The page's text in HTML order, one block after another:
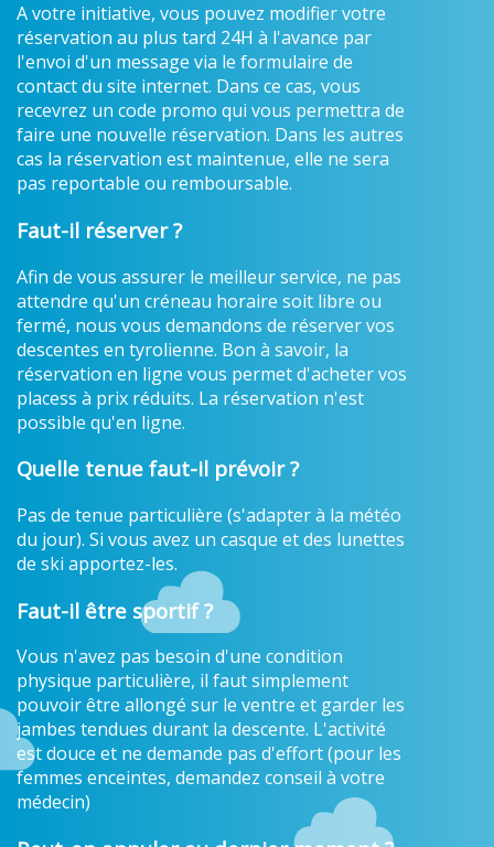
A votre initiative, vous pouvez modifier votre
réservation au plus tard 24H à l'avance par
l'envoi d'un message via le formulaire de
contact du site internet. Dans ce cas, vous
recevrez un code promo qui vous permettra de
faire une nouvelle réservation. Dans les autres
cas la réservation est maintenue, elle ne sera
pas reportable ou remboursable.
Faut-il réserver ?
Afin de vous assurer le meilleur service, ne pas
attendre qu'un créneau horaire soit libre ou
fermé, nous vous demandons de réserver vos
descentes en tyrolienne. Bon à savoir, la
réservation en ligne vous permet d'acheter vos
placess à prix réduits. La réservation n'est
possible qu'en ligne.
Quelle tenue faut-il prévoir ?
Pas de tenue particulière (s'adapter à la météo
du jour). Si vous avez un casque et des lunettes
de ski apportez-les.
Faut-il être sportif ?
Vous n'avez pas besoin d'une condition
physique particulière, il faut simplement
pouvoir être allongé sur le ventre et garder les
jambes tendues durant la descente. L'activité
est douce et ne demande pas d'effort (pour les
femmes enceintes, demandez conseil à votre
médecin)